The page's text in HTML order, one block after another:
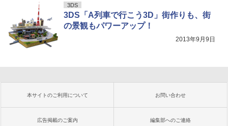
3DS
3DS「A列車で行こう3D」街作りも、街
の景観もパワーアップ！
2013年9月9日
本サイトのご利用について お問い合わせ
広告掲載のご案内 編集部へのご連絡